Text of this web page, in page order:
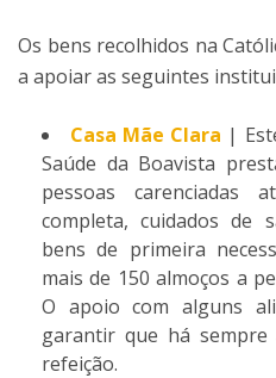
Os bens recolhidos na
a apoiar as seguintes
Casa Mãe Clara |
Saúde da Boavista
pessoas carenciadas
completa, cuidados de
bens de primeira
mais de 150 almoços a
O apoio com alguns
garantir que há
refeição.